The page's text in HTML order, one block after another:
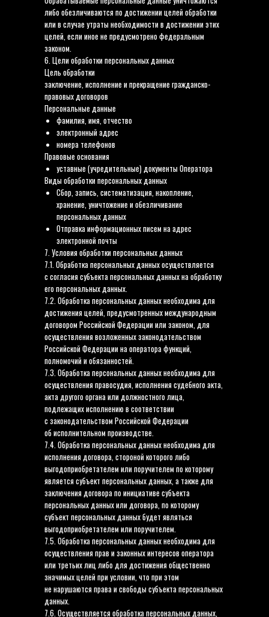
либо обезличиваются по достижении целей обработки
или в случае утраты необходимости в достижении этих
целей, если иное не предусмотрено федеральным
законом.
6. Цели обработки персональных данных
Цель обработки
заключение, исполнение и прекращение гражданско-
правовых договоров
Персональные данные
фамилия, имя, отчество
электронный адрес
номера телефонов
Правовые основания
уставные (учредительные) документы Оператора
Виды обработки персональных данных
Сбор, запись, систематизация, накопление,
хранение, уничтожение и обезличивание
персональных данных
Отправка информационных писем на адрес
электронной почты
7. Условия обработки персональных данных
7.1. Обработка персональных данных осуществляется
с согласия субъекта персональных данных на обработку
его персональных данных.
7.2. Обработка персональных данных необходима для
достижения целей, предусмотренных международным
договором Российской Федерации или законом, для
осуществления возложенных законодательством
Российской Федерации на оператора функций,
полномочий и обязанностей.
7.3. Обработка персональных данных необходима для
осуществления правосудия, исполнения судебного акта,
акта другого органа или должностного лица,
подлежащих исполнению в соответствии
с законодательством Российской Федерации
об исполнительном производстве.
7.4. Обработка персональных данных необходима для
исполнения договора, стороной которого либо
выгодоприобретателем или поручителем по которому
является субъект персональных данных, а также для
заключения договора по инициативе субъекта
персональных данных или договора, по которому
субъект персональных данных будет являться
выгодоприобретателем или поручителем.
7.5. Обработка персональных данных необходима для
осуществления прав и законных интересов оператора
или третьих лиц либо для достижения общественно
значимых целей при условии, что при этом
не нарушаются права и свободы субъекта персональных
данных.
7.6. Осуществляется обработка персональных данных,